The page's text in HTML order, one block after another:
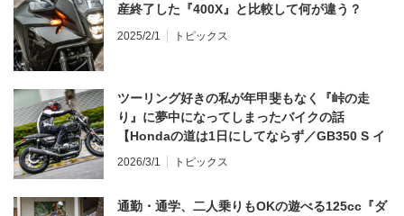
産終了した『400X』と比較して何が違う？
2025/2/1 トピックス
ツーリング好きの私が年甲斐もなく『峠の走
り』に夢中になってしまったバイクの話
【Hondaの道は1日にしてならず／GB350 S イ
ンプレ・レビュー 前編】
2026/3/1 トピックス
通勤・通学、二人乗りもOKの遊べる125cc『ダ